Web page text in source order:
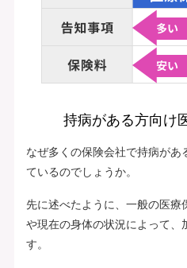
持病がある方向け
なぜ多くの保険会社で持病が
ているのでしょうか。
先に述べたように、一般の医療
や現在の身体の状況によって、
す。